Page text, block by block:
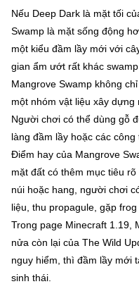
Nếu Deep Dark là mặt tối
Swamp là mặt sống động
một kiểu đầm lầy mới với
gian ẩm ướt rất khác swamp
Mangrove Swamp không
một nhóm vật liệu xây dựng
Người chơi có thể dùng gỗ
làng đầm lầy hoặc các công
Điểm hay của Mangrove
mặt đất có thêm mục tiêu
núi hoặc hang, người chơi
liệu, thu propagule, gặp frog
Trong page Minecraft 1.19,
nửa còn lại của The Wild
nguy hiểm, thì đầm lầy mới
sinh thái.